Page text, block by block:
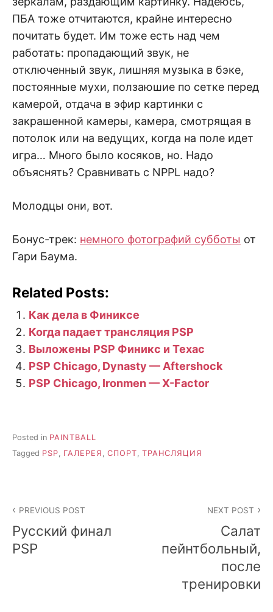
ПБА тоже отчитаются, крайне интересно
почитать будет. Им тоже есть над чем
работать: пропадающий звук, не
отключенный звук, лишняя музыка в бэке,
постоянные мухи, ползаюшие по сетке перед
камерой, отдача в эфир картинки с
закрашенной камеры, камера, смотрящая в
потолок или на ведущих, когда на поле идет
игра… Много было косяков, но. Надо
объяснять? Сравнивать с NPPL надо?
Молодцы они, вот.
Бонус-трек: немного фотографий субботы от
Гари Баума.
Related Posts:
Как дела в Финиксе
Когда падает трансляция PSP
Выложены PSP Финикс и Техас
PSP Chicago, Dynasty — Aftershock
PSP Chicago, Ironmen — X-Factor
Posted in PAINTBALL
Tagged PSP, ГАЛЕРЕЯ , СПОРТ, ТРАНСЛЯЦИЯ
navigation
PREVIOUS POST
Русский финал
PSP
NEXT POST
Салат
пейнтбольный,
после
тренировки